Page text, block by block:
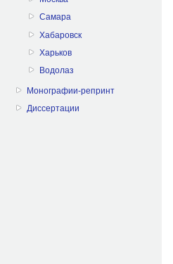
Самара
Хабаровск
Харьков
Водолаз
Монографии-репринт
Диссертации